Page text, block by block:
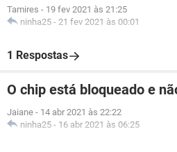
Tamires - 19 fev 2021 às 21:25
ninha25 - 21 fev 2021 às 00:01
1 Respostas
O chip está bloqueado e
Jaiane - 14 abr 2021 às 22:22
ninha25 - 16 abr 2021 às 06:25